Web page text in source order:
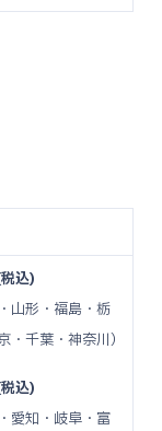
込)
山形・福島・栃
千葉・神奈川）
込)
愛知・岐阜・富